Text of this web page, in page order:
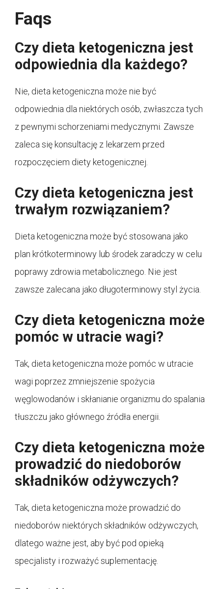
Faqs
Czy dieta ketogeniczna jest
odpowiednia dla każdego?
Nie, dieta ketogeniczna może nie być
odpowiednia dla niektórych osób, zwłaszcza tych
z pewnymi schorzeniami medycznymi. Zawsze
zaleca się konsultację z lekarzem przed
rozpoczęciem diety ketogenicznej.
Czy dieta ketogeniczna jest
trwałym rozwiązaniem?
Dieta ketogeniczna może być stosowana jako
plan krótkoterminowy lub środek zaradczy w celu
poprawy zdrowia metabolicznego. Nie jest
zawsze zalecana jako długoterminowy styl życia.
Czy dieta ketogeniczna może
pomóc w utracie wagi?
Tak, dieta ketogeniczna może pomóc w utracie
wagi poprzez zmniejszenie spożycia
węglowodanów i skłanianie organizmu do spalania
tłuszczu jako głównego źródła energii.
Czy dieta ketogeniczna może
prowadzić do niedoborów
składników odżywczych?
Tak, dieta ketogeniczna może prowadzić do
niedoborów niektórych składników odżywczych,
dlatego ważne jest, aby być pod opieką
specjalisty i rozważyć suplementację.